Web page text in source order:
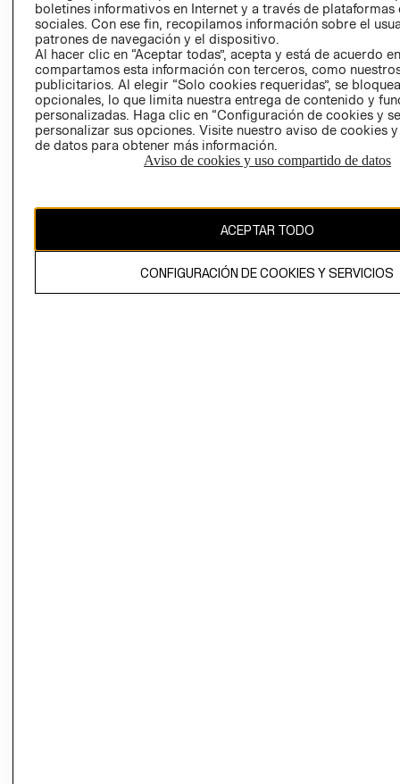
EMPRESARIAL
CONDICIONES
PRIVACIDAD
GIFT CARD
AVISO DE
COOKIES
Chile ($)
boletines informativos en Internet y a través de plataformas
sociales. Con ese fin, recopilamos información sobre el
patrones de navegación y el dispositivo.
Al hacer clic en “Aceptar todas”, acepta y está de acuerdo
compartamos esta información con terceros, como
publicitarios. Al elegir “Solo cookies requeridas”, se
opcionales, lo que limita nuestra entrega de contenido y
personalizadas. Haga clic en “Configuración de cookies y
personalizar sus opciones. Visite nuestro aviso de cookies
de datos para obtener más información.
Aviso de cookies y uso compartido de datos
ACEPTAR TODO
CONFIGURACIÓN DE COOKIES Y SERVICIOS